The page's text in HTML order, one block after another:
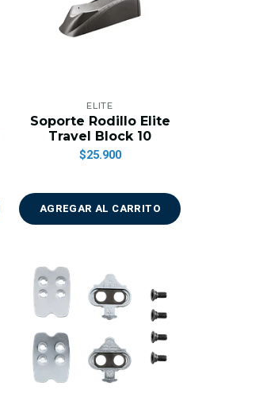
ELITE
Soporte Rodillo Elite
Travel Block 10
$25.900
AGREGAR AL CARRITO